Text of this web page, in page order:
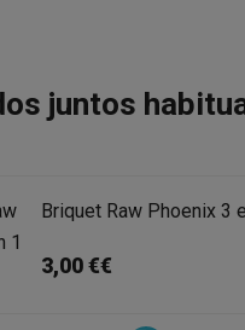
juntos
Briquet Raw Phoenix 3
3,00 €€